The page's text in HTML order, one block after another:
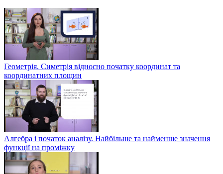
Геометрія. Симетрія відносно початку координат та
координатних площин
Алгебра і початок аналізу. Найбільше та найменше значення
функції на проміжку